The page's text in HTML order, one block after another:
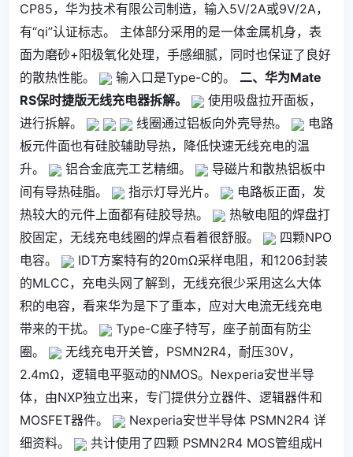
CP85，华为技术有限公司制造，输入5V/2A或9V/2A，
有“qi”认证标志。 主体部分采用的是一体金属机身，表
面为磨砂+阳极氧化处理，手感细腻，同时也保证了良好
的散热性能。
输入口是Type-C的。 二、华为Mate
RS保时捷版无线充电器拆解。
使用吸盘拉开面板，
进行拆解。
线圈通过铝板向外壳导热。
电路
板元件面也有硅胶辅助导热，降低快速无线充电的温
升。
铝合金底壳工艺精细。
导磁片和散热铝板中
间有导热硅脂。
指示灯导光片。
电路板正面，发
热较大的元件上面都有硅胶导热。
热敏电阻的焊盘打
胶固定，无线充电线圈的焊点看着很舒服。
四颗NPO
电容。
IDT方案特有的20mΩ采样电阻，和1206封装
的MLCC，充电头网了解到，无线充很少采用这么大体
积的电容，看来华为是下了重本，应对大电流无线充电
带来的干扰。
Type-C座子特写，座子前面有防尘
圈。
无线充电开关管，PSMN2R4，耐压30V，
2.4mΩ，逻辑电平驱动的NMOS。Nexperia安世半导
体，由NXP独立出来，专门提供分立器件、逻辑器件和
MOSFET器件。
Nexperia安世半导体 PSMN2R4 详
细资料。
共计使用了四颗 PSMN2R4 MOS管组成H